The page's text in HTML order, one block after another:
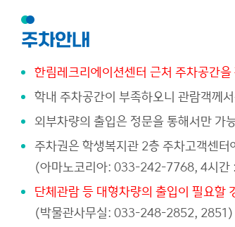
주차안내
한림레크리에이션센터 근처 주차공간
학내 주차공간이 부족하오니 관람객께
외부차량의 출입은 정문을 통해서만
주차권은 학생복지관 2층 주차고객센
(아마노코리아: 033-242-7768, 4시
단체관람 등 대형차량의 출입이 필요할
(박물관사무실: 033-248-2852, 2851)